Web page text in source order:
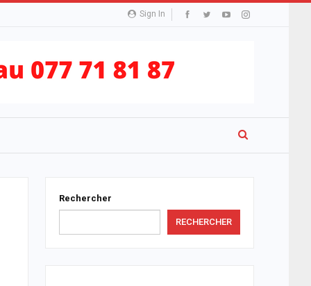
Sign In
Rechercher
RECHERCHER